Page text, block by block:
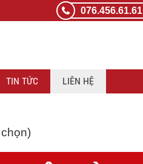
076.456.61.61
TIN TỨC LIÊN HỆ